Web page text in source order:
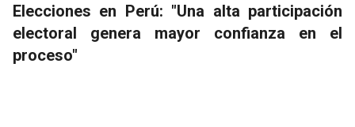
Elecciones en Perú: "Una alta participación
electoral genera mayor confianza en el
proceso"